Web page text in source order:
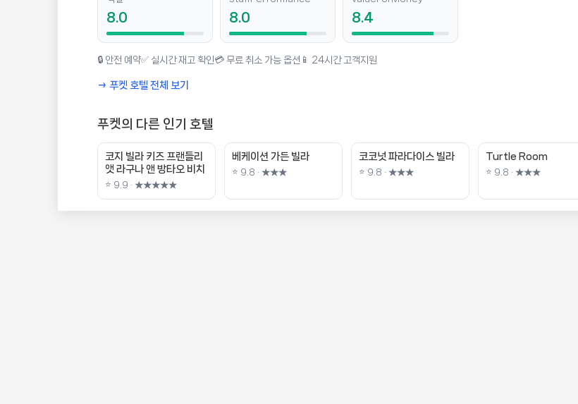
8.0 8.0 8.4
🔒 안전 예약✅ 실시간 재고 확인💳 무료 취소 가능 옵션 📱 24시간 고객지원
→ 푸켓 호텔 전체 보기
푸켓의 다른 인기 호텔
코지 빌라 키즈 프랜들리
앳 라구나 앤 방타오 비치
⭐ 9.9 · ★★★★★
베케이션 가든 빌라
⭐ 9.8 · ★★★
코코넛 파라다이스 빌라
⭐ 9.8 · ★★★
Turtle Room
⭐ 9.8 · ★★★